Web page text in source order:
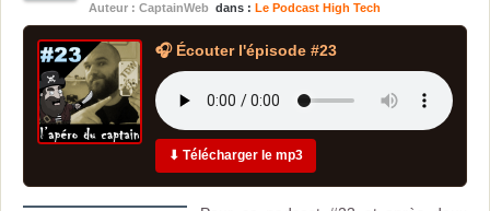
Auteur : CaptainWeb dans : Le Podcast High Tech
🎧 Écouter l'épisode #23
⬇ Télécharger le mp3